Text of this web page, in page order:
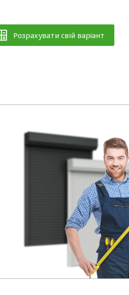
Розрахувати свій варіант